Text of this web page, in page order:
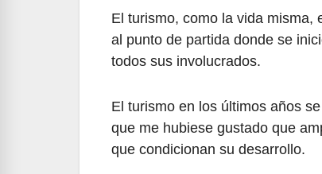
El turismo, como la vida misma,
al punto de partida donde se
todos sus involucrados.
El turismo en los últimos años
que me hubiese gustado que
que condicionan su desarrollo.